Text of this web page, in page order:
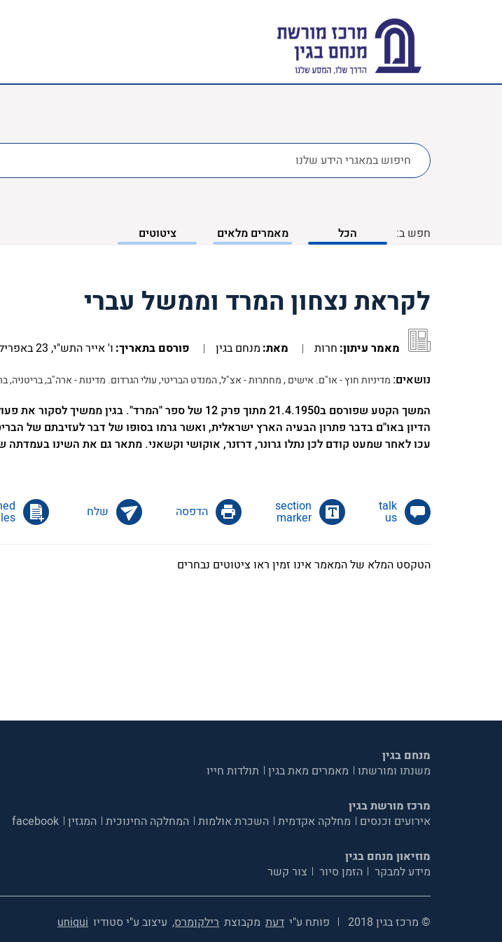
לחפש
ב:
חפש ב: הכל מאמרים מלאים ציטוטים
לקראת נצחון המרד וממשל עברי
מאמר עיתון: חרות מאת: מנחם בגין פורסם בתאריך: ו' אייר התש"י, 23 באפריל 1950
נושאים: מדיניות חוץ - או"ם. אישים , מחתרות - אצ"ל, המנדט הבריטי, עולי הגרדום. מדינות - ארה"ב, בריטניה,
המשך הקטע שפורסם ב21.4.1950 מתוך פרק 12 של ספר "המרד".
הדיון באו"ם בדבר פתרון הבעיה הארץ ישראלית, ואשר גרמו בסופו של דבר לעזיבתם של
עכו לאחר שמעט קודם לכן נתלו גרונר, דרזנר, אוקושי וקשאני. מתאר גם את השינו בעמדתה
us
marker הדפסה שלח
הטקסט המלא של המאמר אינו זמין ראו ציטוטים נבחרים
מנחם בגין
משנתו ומורשתו מאמרים מאת בגין תולדות חייו
מרכז מורשת בגין
אירועים וכנסים
מחלקה אקדמית השכרת אולמות המחלקה החינוכית המגזין facebook
מוזיאון מנחם בגין
מידע למבקר
הזמן סיור צור קשר
© מרכז בגין 2018 פותח ע"י דעת מקבוצת רילקומרס, עיצוב ע"י סטודיו uniqui